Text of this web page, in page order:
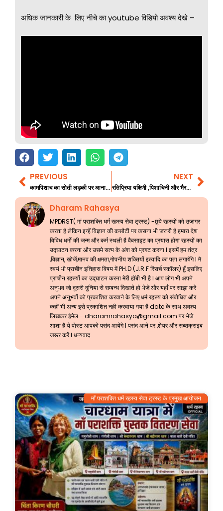
अधिक जानकारी के लिए नीचे का youtube विडियो अवश्य देखे –
Prev
PREVIOUS
कामपिशाच का सोती लड़की पर आना भाग 7 अंतिम भाग
NEXT
रतिप्रिया यक्षिणी ,पिशाचिनी और भैरवी के चमत्कारिक अनुभव
Dharam Rahasya
MPDRST( मां पराशक्ति धर्म रहस्य सेवा ट्रस्ट) -छुपे रहस्यों को उजागर
करता है लेकिन इन्हें विज्ञान की कसौटी पर कसना भी जरूरी है हमारा देश
विविध धर्मो की जन्म और कर्म स्थली है वैबसाइट का प्रयास होगा रहस्यों का
उद्घाटन करना और उसमे सत्य के अंश को प्रगट करना l इसमें हम तंत्र
,विज्ञान, खोजें,मानव की क्षमता,गोपनीय शक्तियों इत्यादि का पता लगायेंगे l मै
स्वयं भी प्राचीन इतिहास विषय में PH.D (J.R.F रिसर्च स्कॉलर) हूँ इसलिए
प्राचीन रहस्यों का उद्घाटन करना मेरी हॉबी भी है l आप लोग भी अपने
अनुभव जो दूसरी दुनिया से सम्बन्ध दिखाते हो भेजें और यहाँ पर साझा करें
अपने अनुभवों को प्रकाशित करवाने के लिए धर्म रहस्य को संबोधित और
कहीं भी अन्य इसे प्रकाशित नही करवाया गया है date के साथ अवश्य
लिखकर ईमेल - dharamrahasya@gmail.com पर भेजे
आशा है ये पोस्ट आपको पसंद आयेंगे l पसंद आने पर ,शेयर और सब्सक्राइब
जरूर करें l धन्यवाद
माँ पराशक्ति धर्म रहस्य सेवा ट्रस्ट के प्रमुख आयोजन